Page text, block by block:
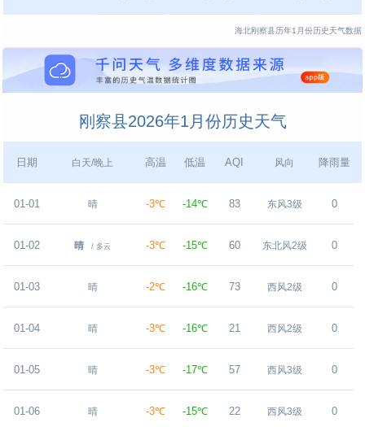
海北刚察县历年1月份历史天气数据
刚察县2026年1月份历史天气
日期 白天/晚上 高温 低温 AQI 风向 降雨量
01-01 晴 -3℃ -14℃ 83 东风3级 0
01-02 晴 / 多云 -3℃ -15℃ 60 东北风2级 0
01-03 晴 -2℃ -16℃ 73 西风2级 0
01-04 晴 -3℃ -16℃ 21 西风2级 0
01-05 晴 -3℃ -17℃ 57 西风3级 0
01-06 晴 -3℃ -15℃ 22 西风3级 0